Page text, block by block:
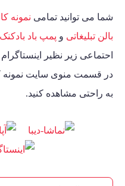
شما می توانید تمامی نمونه
بالن تبلیغاتی و پمپ باد بادکنک
احتماعی زیر نظیر
در قسمت منوی سایت نمونه
به راحتی مشاهده کنید.